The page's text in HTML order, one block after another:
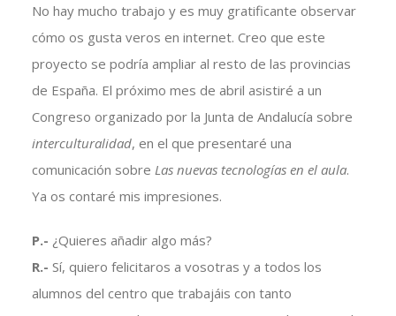
No hay mucho trabajo y es muy gratificante observar
cómo os gusta veros en internet. Creo que este
proyecto se podría ampliar al resto de las provincias
de España. El próximo mes de abril asistiré a un
Congreso organizado por la Junta de Andalucía sobre
interculturalidad, en el que presentaré una
comunicación sobre Las nuevas tecnologías en el aula.
Ya os contaré mis impresiones.
P.- ¿Quieres añadir algo más?
R.- Sí, quiero felicitaros a vosotras y a todos los
alumnos del centro que trabajáis con tanto